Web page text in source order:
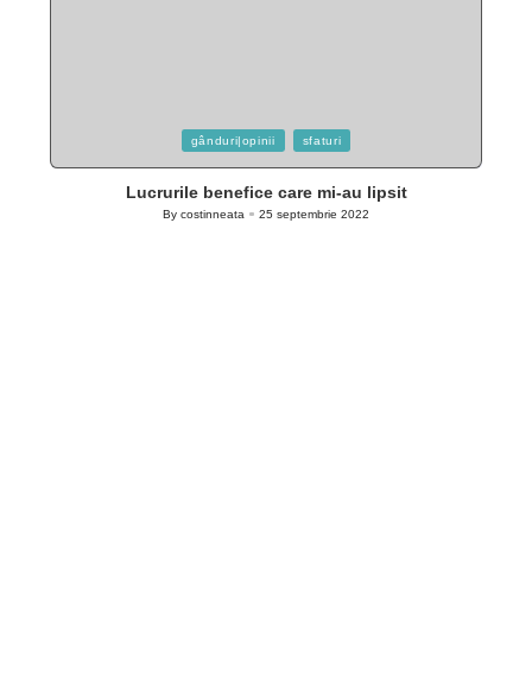
in
gânduri|opinii sfaturi
Lucrurile benefice care mi-au lipsit
Posted
By costinneata 25 septembrie 2022